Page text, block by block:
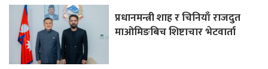
प्रधानमन्त्री शाह र चिनियाँ राजदुत
माओमिङबिच शिष्टाचार भेटवार्ता